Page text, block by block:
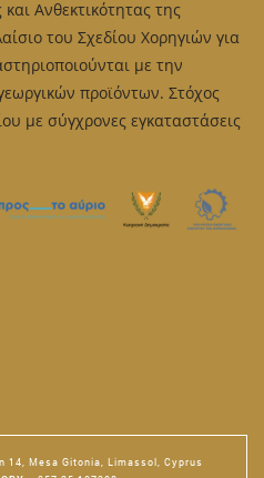
chosen
on
the
page
Ανθεκτικότητας της
του Σχεδίου Χορηγιών για
με την
προϊόντων. Στόχος
με σύγχρονες εγκαταστάσεις
14, Mesa Gitonia, Limassol, Cyprus